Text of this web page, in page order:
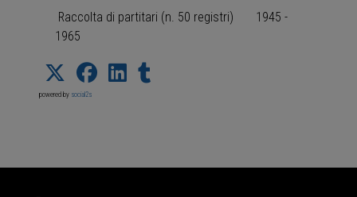
Raccolta di partitari (n. 50 registri) 1945 -
1965
powered by social2s